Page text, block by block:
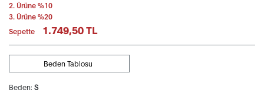
2. Ürüne %10
3. Ürüne %20
Sepette
1.749,50 TL
Beden: S
Beden Tablosu